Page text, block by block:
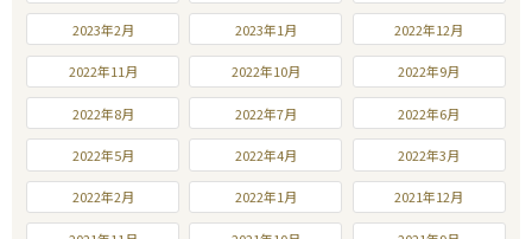
2023年2月 2023年1月 2022年12月
2022年11月 2022年10月 2022年9月
2022年8月 2022年7月 2022年6月
2022年5月 2022年4月 2022年3月
2022年2月 2022年1月 2021年12月